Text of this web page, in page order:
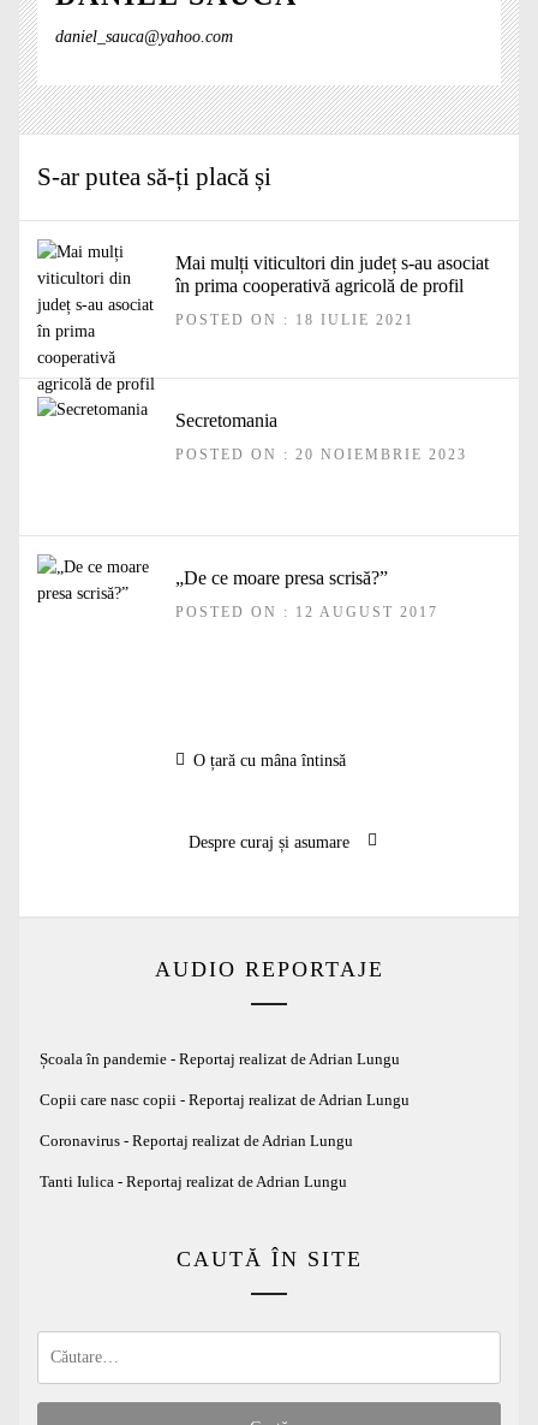
daniel_sauca@yahoo.com
S-ar putea să-ți placă și
Mai mulți viticultori din județ s-au asociat
în prima cooperativă agricolă de profil
POSTED ON : 18 IULIE 2021
Secretomania
POSTED ON : 20 NOIEMBRIE 2023
„De ce moare presa scrisă?”
POSTED ON : 12 AUGUST 2017
Articolul
O țară cu mâna întinsă
Articolul
Despre curaj și asumare
AUDIO REPORTAJE
Școala în pandemie - Reportaj realizat de Adrian Lungu
Copii care nasc copii - Reportaj realizat de Adrian Lungu
Coronavirus - Reportaj realizat de Adrian Lungu
Tanti Iulica - Reportaj realizat de Adrian Lungu
CAUTĂ ÎN SITE